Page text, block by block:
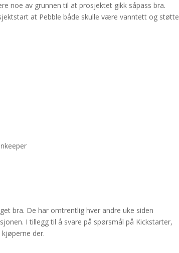
noe av grunnen til at prosjektet gikk såpass bra.
at Pebble både skulle være vanntett og støtte
bra. De har omtrentlig hver andre uke siden
I tillegg til å svare på spørsmål på Kickstarter,
der.